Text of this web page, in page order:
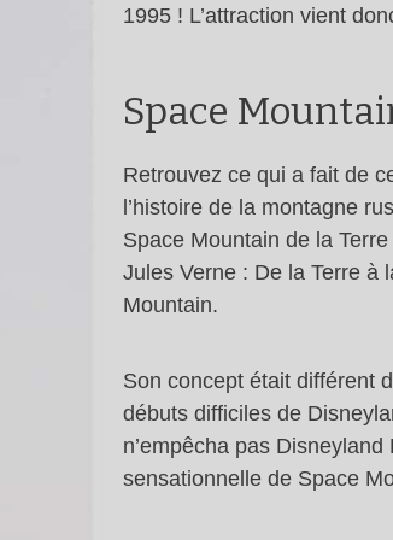
1995 ! L’attraction vient
Space
Retrouvez ce qui a fait de
l’histoire de la montagne
Space Mountain de la
Jules Verne : De la Terre à
Mountain.
Son concept était différent
débuts difficiles de
n’empêcha pas
sensationnelle de Space